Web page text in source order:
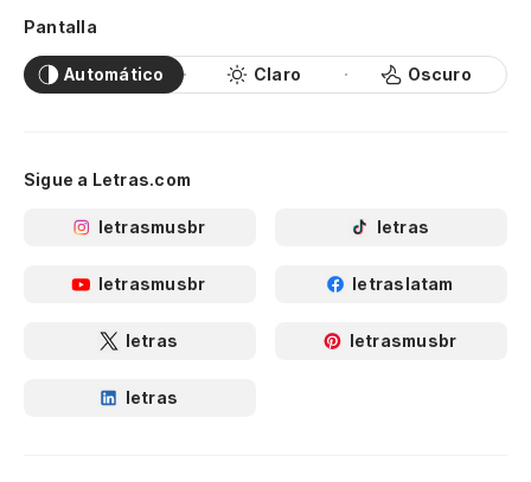
Pantalla
Automático Claro Oscuro
Sigue a Letras.com
letrasmusbr letras
letrasmusbr letraslatam
letras letrasmusbr
letras